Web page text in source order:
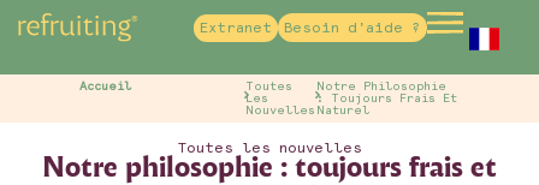
Extranet Besoin d'aide ?
Accueil
Toutes
Les
Nouvelles
Notre Philosophie
: Toujours Frais Et
Naturel
Toutes les nouvelles
Notre philosophie : toujours frais et